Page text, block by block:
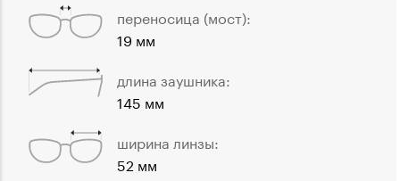
переносица (мост):
19 мм
длина заушника:
145 мм
ширина линзы:
52 мм